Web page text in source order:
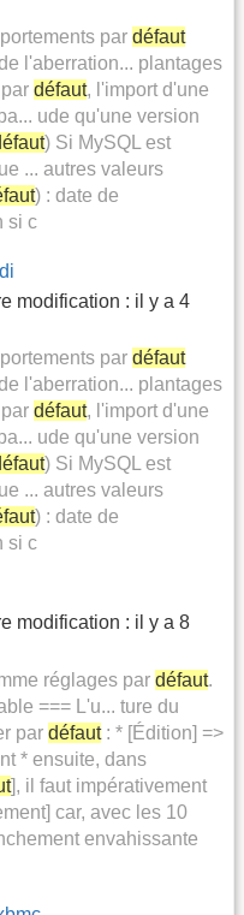
par défaut
l'aberration... plantages
défaut, l'import d'une
ude qu'une version
) Si MySQL est
... autres valeurs
) : date de
si c
modification : il y a 4
par défaut
l'aberration... plantages
défaut, l'import d'une
ude qu'une version
) Si MySQL est
... autres valeurs
) : date de
si c
modification : il y a 8
réglages par défaut.
=== L'u... ture du
par défaut: * [Édition] =>
* ensuite, dans
], il faut impérativement
car, avec les 10
envahissante